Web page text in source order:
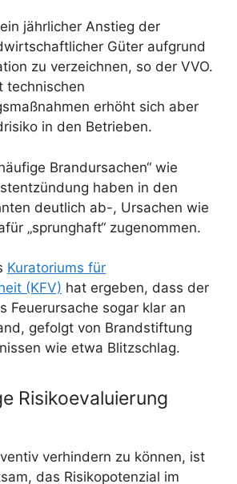
jährlicher Anstieg der
Güter aufgrund
zu verzeichnen, so der VVO.
technischen
erhöht sich aber
in den Betrieben.
Brandursachen“ wie
haben in den
deutlich ab-, Ursachen wie
„sprunghaft“ zugenommen.
Kuratoriums für
(KFV) hat ergeben, dass der
Feuerursache sogar klar an
gefolgt von Brandstiftung
wie etwa Blitzschlag.
Risikoevaluierung
verhindern zu können, ist
das Risikopotenzial im